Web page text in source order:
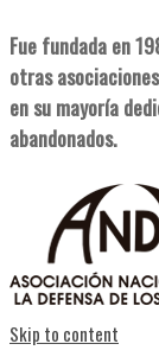
Fue fundada en
otras
en su mayoría
abandonados.
Skip to content